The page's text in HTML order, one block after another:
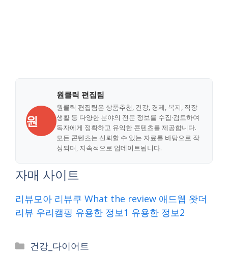
원
원클릭 편집팀
원클릭 편집팀은 상품추천, 건강, 경제, 복지, 직장
생활 등 다양한 분야의 전문 정보를 수집·검토하여
독자에게 정확하고 유익한 콘텐츠를 제공합니다.
모든 콘텐츠는 신뢰할 수 있는 자료를 바탕으로 작
성되며, 지속적으로 업데이트됩니다.
자매 사이트
리뷰모아 리뷰쿠 What the review 애드웹 왓더
리뷰 우리캠핑 유용한 정보1 유용한 정보2
Categories
건강_다이어트